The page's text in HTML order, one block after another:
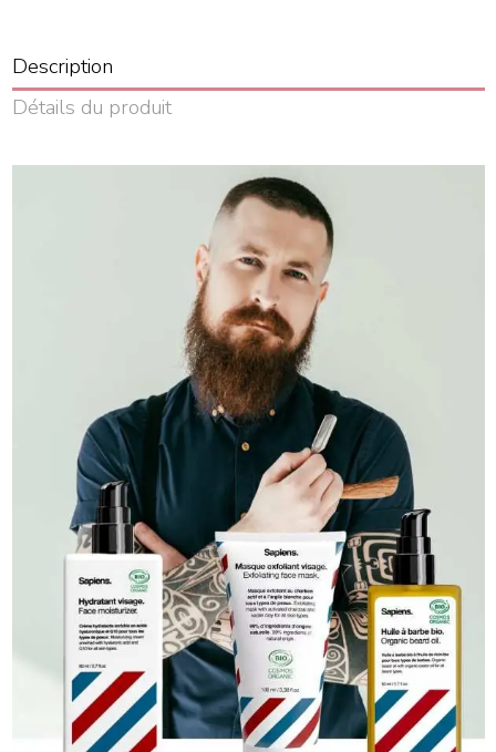
Description
Détails du produit